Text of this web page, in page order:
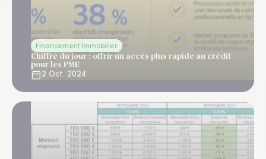
Financement Immobilier
Chiffre du jour : offrir un accès plus rapide au crédit
pour les PME
2 Oct. 2024